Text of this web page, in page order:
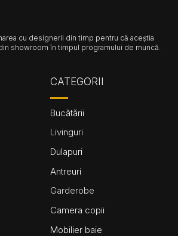
cu designerii din timp pentru că aceștia
showroom în timpul programului de muncă.
CATEGORII
Bucătării
Livinguri
Dulapuri
Antreuri
Garderobe
Camera copii
Mobilier baie